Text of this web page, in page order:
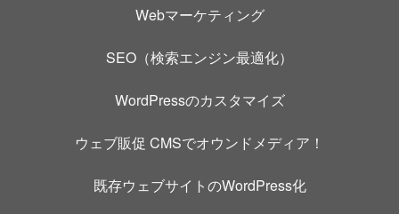
Webマーケティング
SEO（検索エンジン最適化）
WordPressのカスタマイズ
ウェブ販促 CMSでオウンドメディア！
既存ウェブサイトのWordPress化